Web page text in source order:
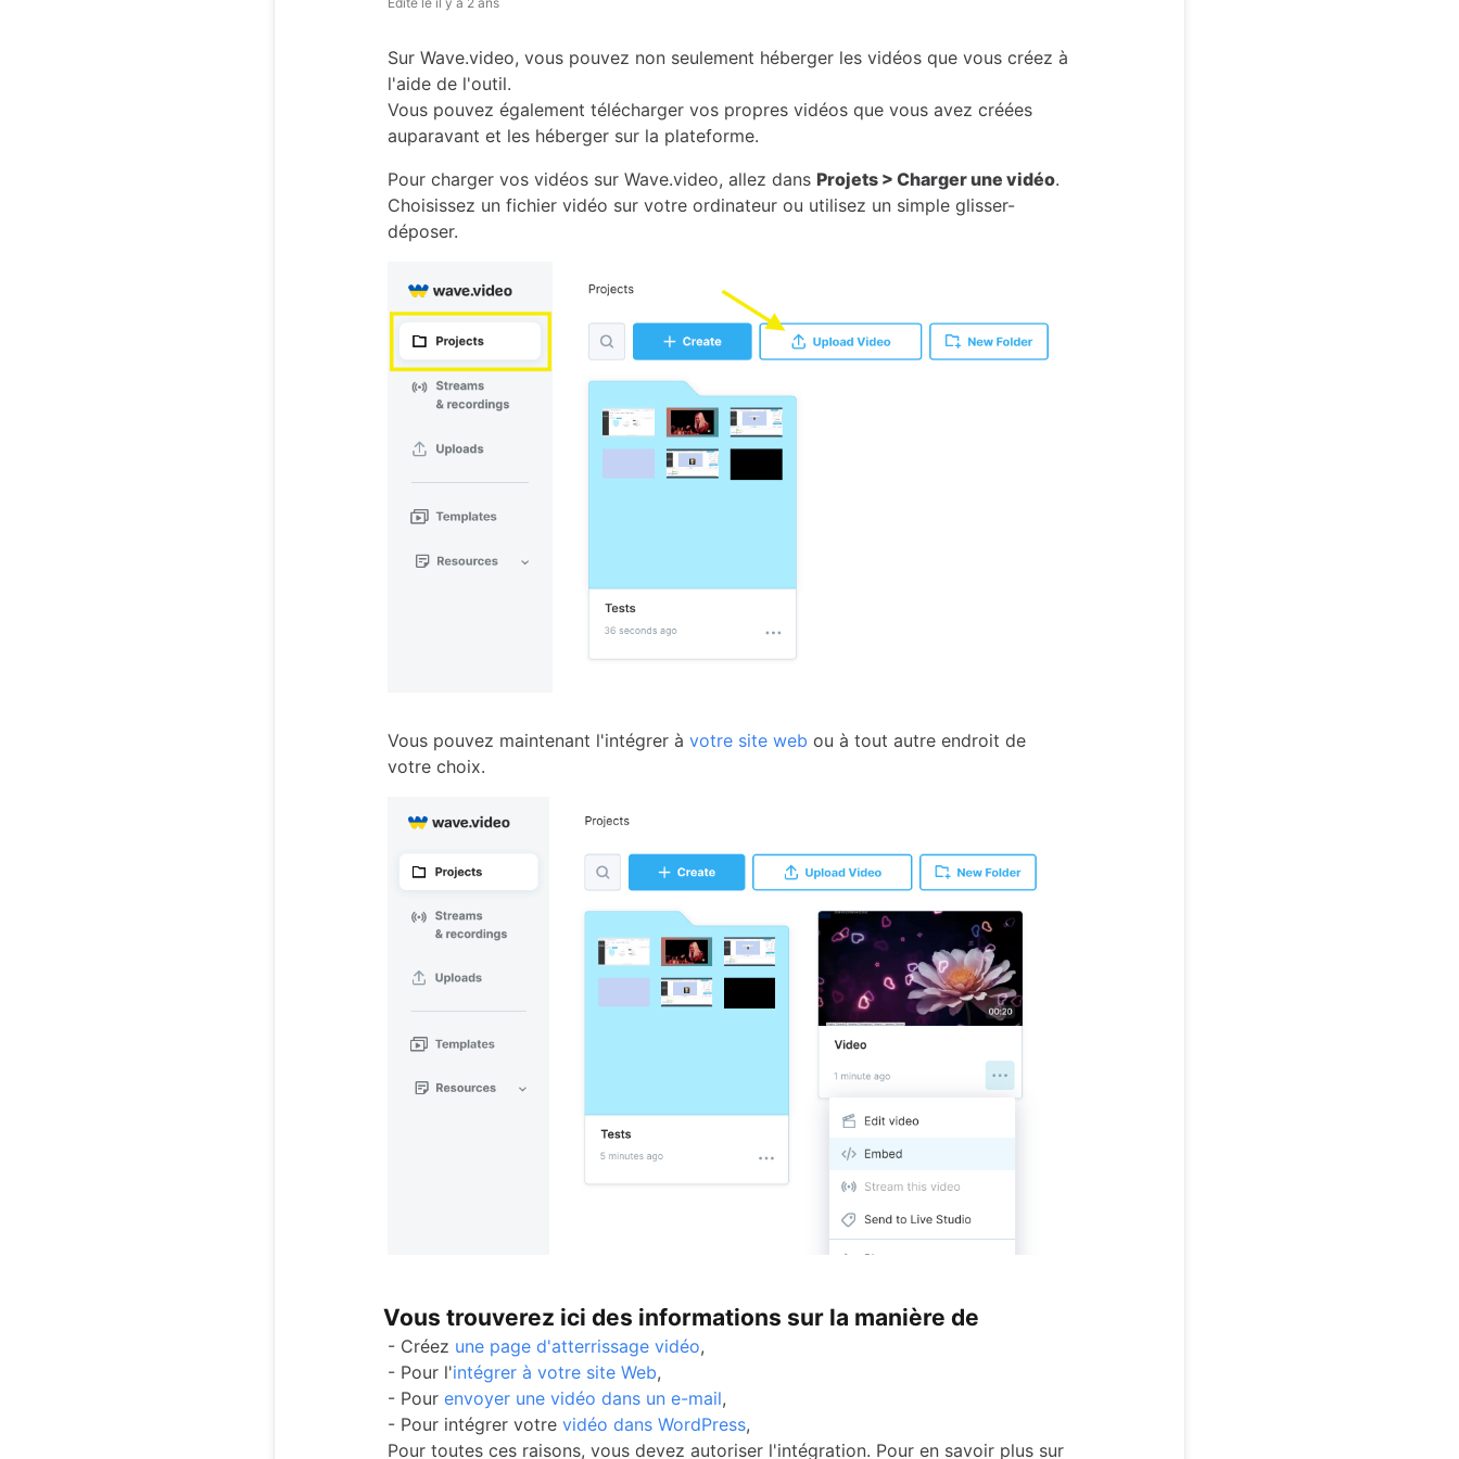
Sur Wave.video, vous pouvez non seulement héberger les vidéos que vous créez à
l'aide de l'outil.
Vous pouvez également télécharger vos propres vidéos que vous avez créées
auparavant et les héberger sur la plateforme.
Pour charger vos vidéos sur Wave.video, allez dans Projets > Charger une vidéo.
Choisissez un fichier vidéo sur votre ordinateur ou utilisez un simple glisser-
déposer.
Vous pouvez maintenant l'intégrer à votre site web ou à tout autre endroit de
votre choix.
Vous trouverez ici des informations sur la manière de
- Créez une page d'atterrissage vidéo,
- Pour l'intégrer à votre site Web,
- Pour envoyer une vidéo dans un e-mail,
- Pour intégrer votre vidéo dans WordPress,
Pour toutes ces raisons, vous devez autoriser l'intégration. Pour en savoir plus sur